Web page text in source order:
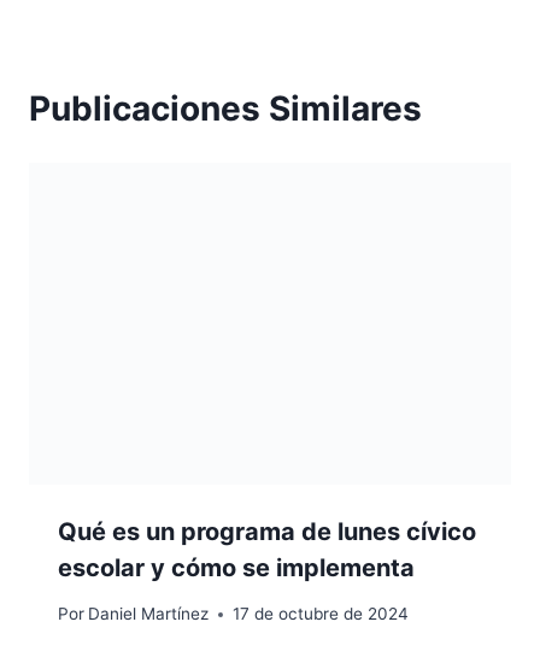
Publicaciones Similares
Qué es un programa de lunes cívico
escolar y cómo se implementa
Por Daniel Martínez 17 de octubre de 2024